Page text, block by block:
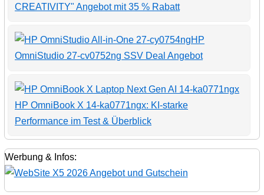
CREATIVITY" Angebot mit 35 % Rabatt
HP
OmniStudio 27-cv0752ng SSV Deal Angebot
HP OmniBook X 14-ka0771ngx: KI-starke
Performance im Test & Überblick
Werbung & Infos: